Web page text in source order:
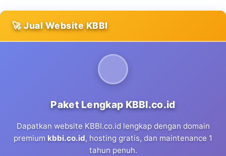
🚀 Jual Website KBBI
Paket Lengkap KBBI.co.id
Dapatkan website KBBI.co.id lengkap dengan domain
premium kbbi.co.id, hosting gratis, dan maintenance 1
tahun penuh.